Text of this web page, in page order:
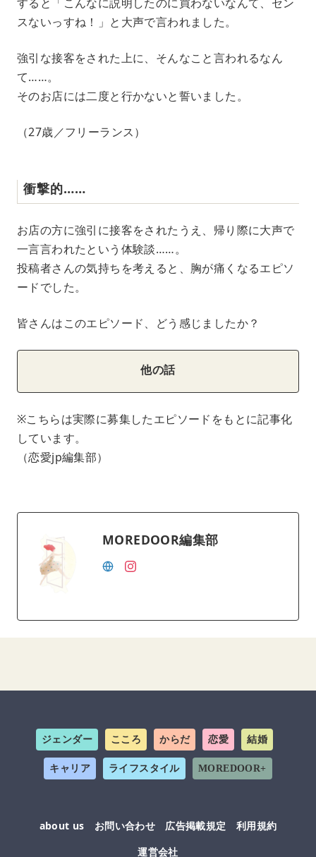
スないっすね！」と大声で言われました。
強引な接客をされた上に、そんなこと言われるなん
て……。
そのお店には二度と行かないと誓いました。
（27歳／フリーランス）
衝撃的……
お店の方に強引に接客をされたうえ、帰り際に大声で
一言言われたという体験談……。
投稿者さんの気持ちを考えると、胸が痛くなるエピソ
ードでした。
皆さんはこのエピソード、どう感じましたか？
他の話
※こちらは実際に募集したエピソードをもとに記事化
しています。
（恋愛jp編集部）
MOREDOOR編集部
ジェンダー こころ からだ 恋愛 結婚
キャリア ライフスタイル MOREDOOR+
about us お問い合わせ 広告掲載規定
利用規約
運営会社